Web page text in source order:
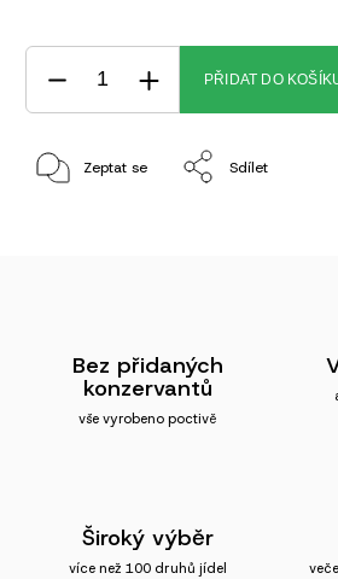
PŘIDAT DO
Zeptat se Sdílet
Bez přidaných
konzervantů
vše vyrobeno poctivě
Široký výběr
více než 100 druhů jídel